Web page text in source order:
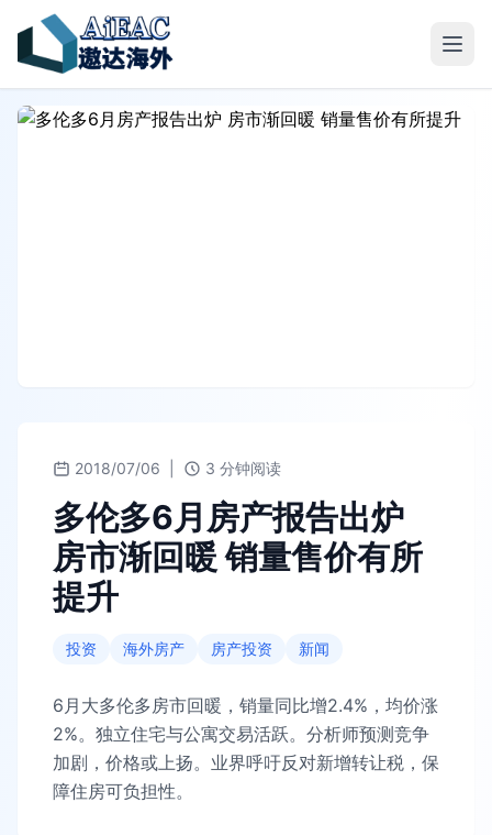
2018/07/06 3 分钟阅读
多伦多6月房产报告出炉
房市渐回暖 销量售价有所
提升
投资 海外房产 房产投资 新闻
6月大多伦多房市回暖，销量同比增2.4%，均价涨
2%。独立住宅与公寓交易活跃。分析师预测竞争
加剧，价格或上扬。业界呼吁反对新增转让税，保
障住房可负担性。